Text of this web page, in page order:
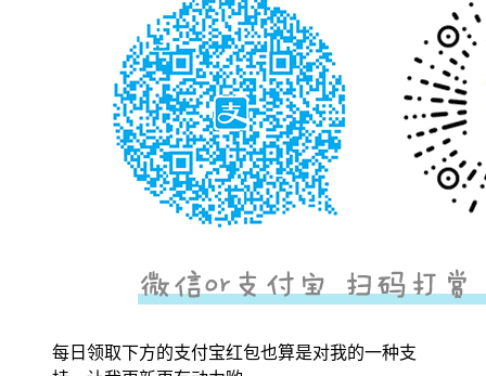
每日领取下方的支付宝红包也算是对我的一种支